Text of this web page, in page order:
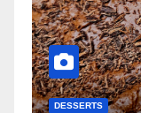
DESSERTS